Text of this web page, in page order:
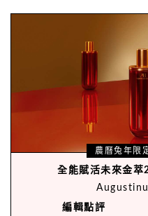
農曆兔年限
全能賦活未來金
編輯點評